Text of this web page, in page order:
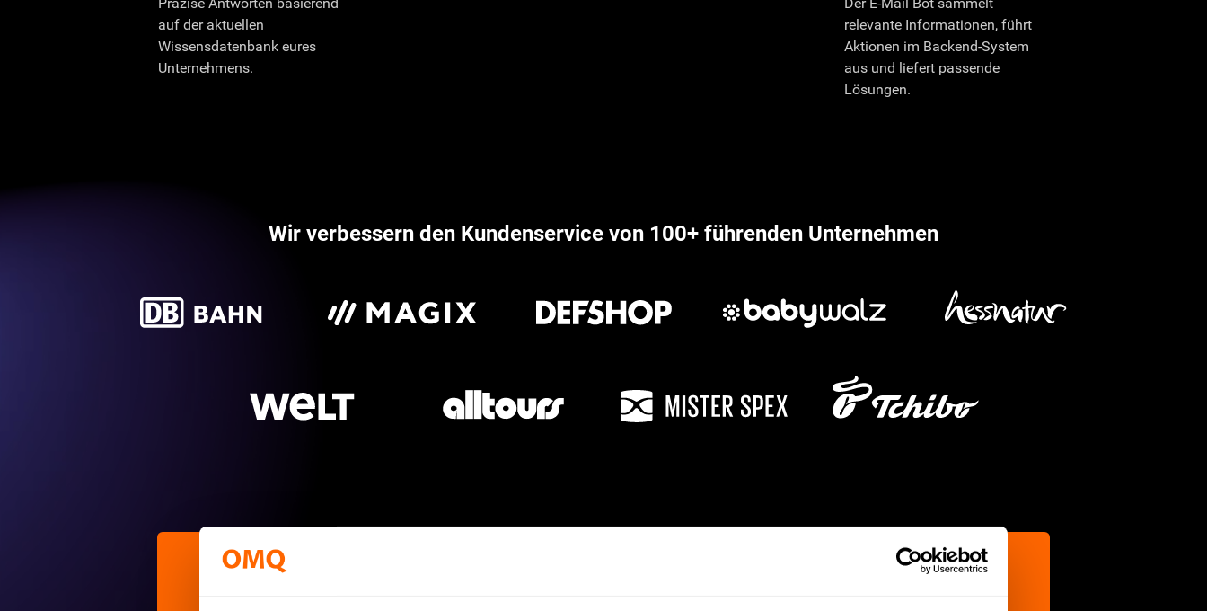
auf der aktuellen
Wissensdatenbank eures
Unternehmens.
relevante Informationen, führt
Aktionen im Backend-System
aus und liefert passende
Lösungen.
Wir verbessern den Kundenservice von 100+ führenden Unternehmen